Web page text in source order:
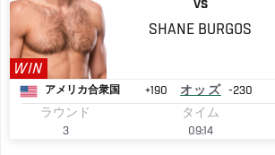
WIN
VS
SHANE BURGOS
アメリカ合衆国 +190 オッズ -230
ラウンド
3
タイム
09:14